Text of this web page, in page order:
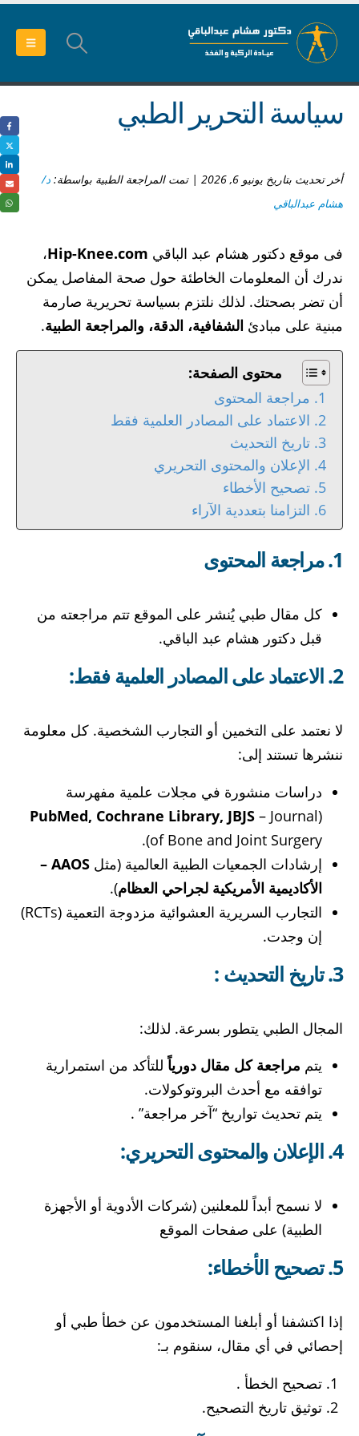
سياسة التحرير الطبي
أخر تحديث بتاريخ يونيو 6, 2026 | تمت المراجعة الطبية بواسطة:
د/
هشام عبدالباقي
فى موقع دكتور هشام عبد الباقي Hip-Knee.com،
ندرك أن المعلومات الخاطئة حول صحة المفاصل يمكن
أن تضر بصحتك. لذلك نلتزم بسياسة تحريرية صارمة
مبنية على مبادئ الشفافية، الدقة، والمراجعة الطبية.
محتوى الصفحة:
1. مراجعة المحتوى
2. الاعتماد على المصادر العلمية فقط
3. تاريخ التحديث
4. الإعلان والمحتوى التحريري
5. تصحيح الأخطاء
6. التزامنا بتعددية الآراء
1. مراجعة المحتوى
كل مقال طبي يُنشر على الموقع تتم مراجعته من
قبل دكتور هشام عبد الباقي.
2. الاعتماد على المصادر العلمية فقط:
لا نعتمد على التخمين أو التجارب الشخصية. كل معلومة
ننشرها تستند إلى:
دراسات منشورة في مجلات علمية مفهرسة
(
PubMed, Cochrane Library, JBJS– Journal
of Bone and Joint Surgery).
إرشادات الجمعيات الطبية العالمية (مثل
AAOS –
الأكاديمية الأمريكية لجراحي العظام).
التجارب السريرية العشوائية مزدوجة التعمية (RCTs)
إن وجدت.
3. تاريخ التحديث :
المجال الطبي يتطور بسرعة. لذلك:
يتم مراجعة كل مقال دورياً للتأكد من استمرارية
توافقه مع أحدث البروتوكولات.
يتم تحديث تواريخ “آخر مراجعة” .
4. الإعلان والمحتوى التحريري:
لا نسمح أبداً للمعلنين (شركات الأدوية أو الأجهزة
الطبية) على صفحات الموقع
5. تصحيح الأخطاء:
إذا اكتشفنا أو أبلغنا المستخدمون عن خطأ طبي أو
إحصائي في أي مقال، سنقوم بـ:
تصحيح الخطأ .
توثيق تاريخ التصحيح.